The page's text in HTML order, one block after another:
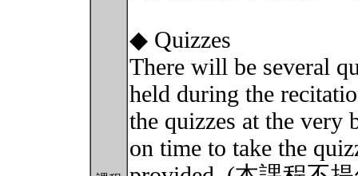
◆ Quizzes
There will be several
held during the
the quizzes at the very
on time to take the